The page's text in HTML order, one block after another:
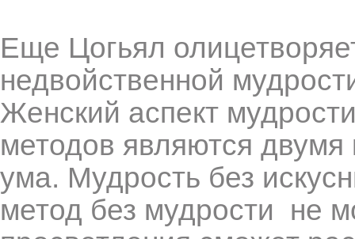
Еще Цогьял
недвойственной
Женский аспект
методов являются двумя
ума. Мудрость без
метод без мудрости не